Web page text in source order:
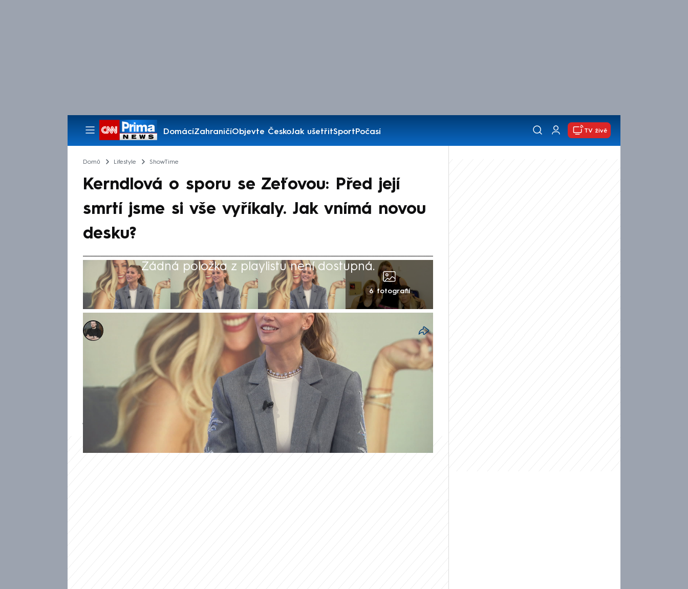
DomácíZahraničíObjevte ČeskoJak ušetřitSportPočasí
Pořady
TV živě
Domů Lifestyle ShowTime
Kerndlová o sporu se Zeťovou: Před její
smrtí jsme si vše vyříkaly. Jak vnímá novou
desku?
Žádná položka z playlistu není dostupná.
6 fotografií
Marek Pausz
9. dub 2025, 16:32
Úmrtí Heleny Zeťové je pro mě stále citlivá věc, přiznala ve vysílání
CNN Prima NEWS zpěvačka Tereza Kerndlová. I když jsme měly
problémy, kvůli kterým jsme se rozhádaly, stihly jsme si vše vyříkat,
dodala. Umělkyně rovněž promluvila o svém novém albu Diamanty – v
její kariéře prý bylo na čase, aby udělala věci jinak.